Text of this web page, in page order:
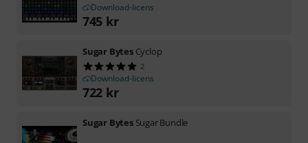
Download-licens
745 kr
Sugar Bytes Cyclop
2
Download-licens
722 kr
Sugar Bytes Sugar Bundle